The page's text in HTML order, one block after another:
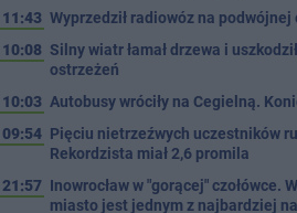
11:43 Wyprzedził radiowóz na
10:08 Silny wiatr łamał drzewa i
ostrzeżeń
10:03 Autobusy wróciły na Cegielną.
09:54 Pięciu nietrzeźwych uczestników
Rekordzista miał 2,6 promila
21:57 Inowrocław w "gorącej" czołówce.
miasto jest jednym z najbardziej